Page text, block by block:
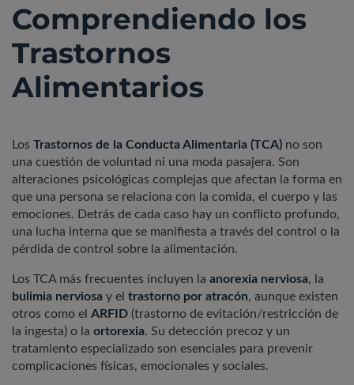
Comprendiendo los
Trastornos
Alimentarios
Los Trastornos de la Conducta Alimentaria (TCA) no son
una cuestión de voluntad ni una moda pasajera. Son
alteraciones psicológicas complejas que afectan la forma en
que una persona se relaciona con la comida, el cuerpo y las
emociones. Detrás de cada caso hay un conflicto profundo,
una lucha interna que se manifiesta a través del control o la
pérdida de control sobre la alimentación.
Los TCA más frecuentes incluyen la anorexia nerviosa, la
bulimia nerviosa y el trastorno por atracón, aunque existen
otros como el ARFID (trastorno de evitación/restricción de
la ingesta) o la ortorexia. Su detección precoz y un
tratamiento especializado son esenciales para prevenir
complicaciones físicas, emocionales y sociales.